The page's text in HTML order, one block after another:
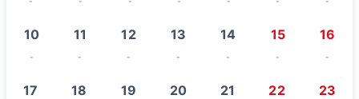
10
-
11
-
12
-
13
-
14
-
15
-
16
-
17 18 19 20 21 22 23